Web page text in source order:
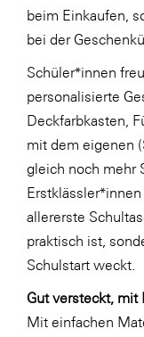
Somfy
Sony DADC
SPIEGLTEC
STIHL Tirol
Trend Micro
TAG GmbH
VALETTA
Verband
WKS
beim Einkaufen,
bei der
Schüler*innen
personalisierte
Deckfarbkasten,
mit dem eigenen
gleich noch mehr
allererste
praktisch ist,
Schulstart weckt.
Gut versteckt, mit
Mit einfachen